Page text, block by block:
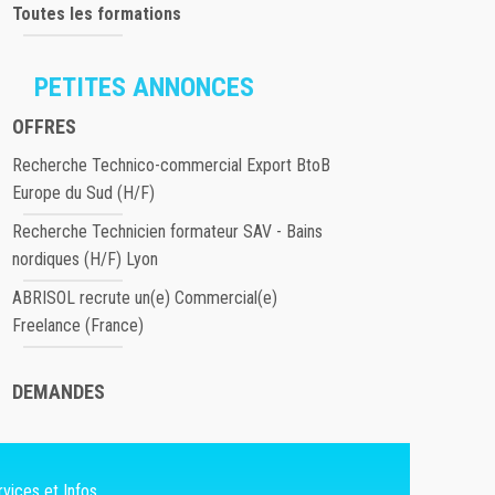
Toutes les formations
PETITES ANNONCES
OFFRES
Recherche Technico-commercial Export BtoB
Europe du Sud (H/F)
Recherche Technicien formateur SAV - Bains
nordiques (H/F) Lyon
ABRISOL recrute un(e) Commercial(e)
Freelance (France)
DEMANDES